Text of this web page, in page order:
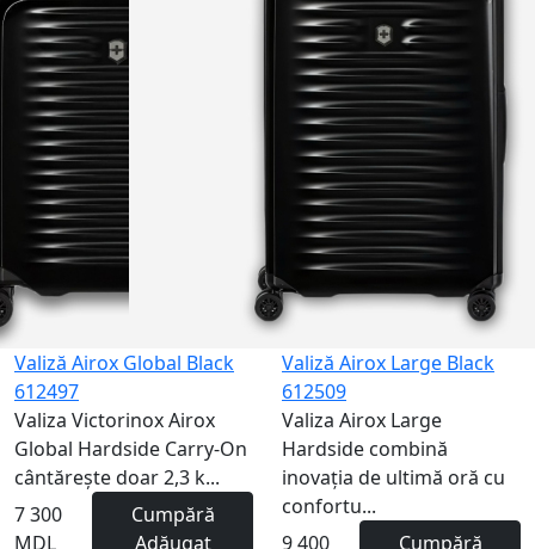
NEW
Valiză Airox Global Black
612497
Valiza Victorinox Airox
Global Hardside Carry-On
cântărește doar 2,3 k...
7 300
MDL
Cumpără
Adăugat
Valiză Airox Large Black
612509
Valiza Airox Large
Hardside combină
inovația de ultimă oră cu
confortu...
9 400
Cumpără